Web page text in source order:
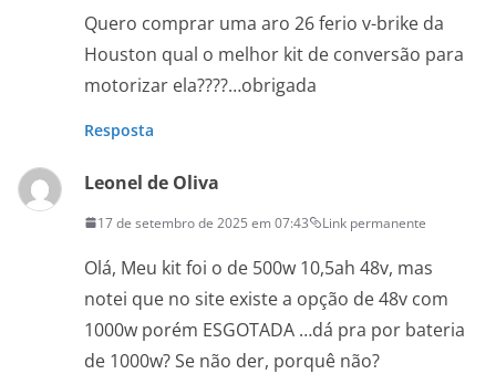
Quero comprar uma aro 26 ferio v-brike da
Houston qual o melhor kit de conversão para
motorizar ela????…obrigada
Resposta
Leonel de Oliva
17 de setembro de 2025 em 07:43 Link permanente
Olá, Meu kit foi o de 500w 10,5ah 48v, mas
notei que no site existe a opção de 48v com
1000w porém ESGOTADA …dá pra por bateria
de 1000w? Se não der, porquê não?